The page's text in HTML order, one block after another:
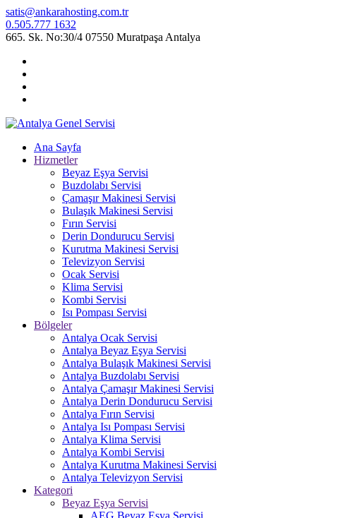
satis@ankarahosting.com.tr
0.505.777 1632
665. Sk. No:30/4 07550 Muratpaşa Antalya
Ana Sayfa
Hizmetler
Beyaz Eşya Servisi
Buzdolabı Servisi
Çamaşır Makinesi Servisi
Bulaşık Makinesi Servisi
Fırın Servisi
Derin Dondurucu Servisi
Kurutma Makinesi Servisi
Televizyon Servisi
Ocak Servisi
Klima Servisi
Kombi Servisi
Isı Pompası Servisi
Bölgeler
Antalya Ocak Servisi
Antalya Beyaz Eşya Servisi
Antalya Bulaşık Makinesi Servisi
Antalya Buzdolabı Servisi
Antalya Çamaşır Makinesi Servisi
Antalya Derin Dondurucu Servisi
Antalya Fırın Servisi
Antalya Isı Pompası Servisi
Antalya Klima Servisi
Antalya Kombi Servisi
Antalya Kurutma Makinesi Servisi
Antalya Televizyon Servisi
Kategori
Beyaz Eşya Servisi
AEG Beyaz Eşya Servisi